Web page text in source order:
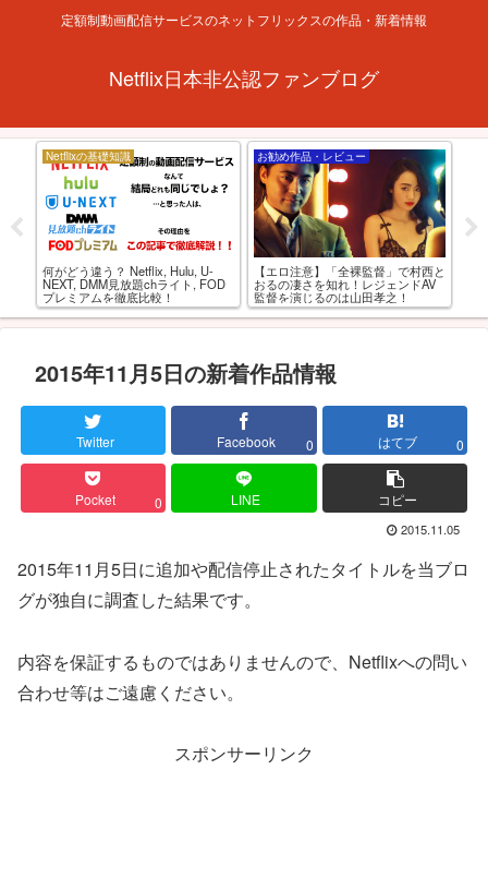
定額制動画配信サービスのネットフリックスの作品・新着情報
Netflix日本非公認ファンブログ
Netflixの基礎知識
何がどう違う？ Netflix, Hulu, U-
NEXT, DMM見放題chライト, FOD
プレミアムを徹底比較！
お勧め作品・レビュー
【エロ注意】「全裸監督」で村西と
おるの凄さを知れ！レジェンドAV
監督を演じるのは山田孝之！
2015年11月5日の新着作品情報
Twitter Facebook 0 はてブ 0
Pocket 0 LINE コピー
2015.11.05
2015年11月5日に追加や配信停止されたタイトルを当ブロ
グが独自に調査した結果です。
内容を保証するものではありませんので、Netflixへの問い
合わせ等はご遠慮ください。
スポンサーリンク